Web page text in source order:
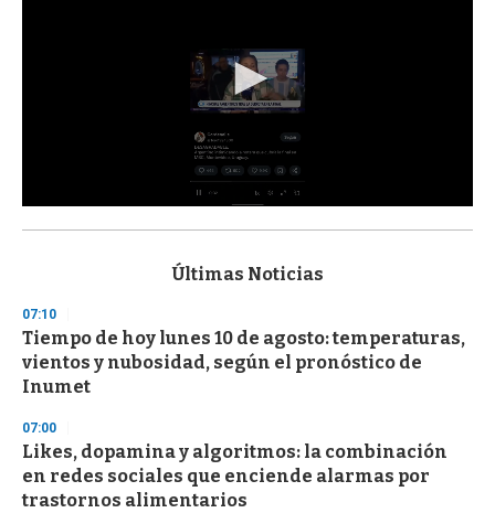
s
d
s
o
f
3
s
e
c
o
n
Últimas Noticias
07:10
Tiempo de hoy lunes 10 de agosto: temperaturas,
vientos y nubosidad, según el pronóstico de
Inumet
07:00
Likes, dopamina y algoritmos: la combinación
en redes sociales que enciende alarmas por
trastornos alimentarios